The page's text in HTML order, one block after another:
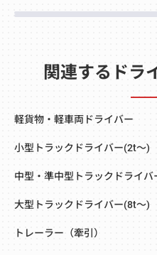
関連するドラ
軽貨物・軽車両ドライバー
小型トラックドライバー(2t～)
中型・準中型トラックドライバ
大型トラックドライバー(8t～)
トレーラー（牽引）